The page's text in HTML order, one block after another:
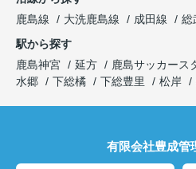
鹿島線
大洗鹿島線 成田線 総
駅から探す
鹿島神宮
延方 鹿島サッカース
水郷
下総橘 下総豊里 松岸
有限会社豊成管